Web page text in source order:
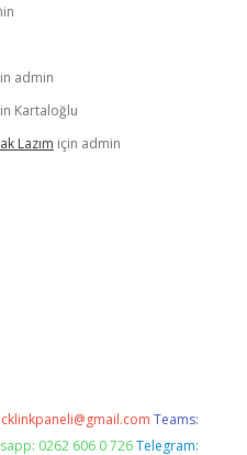
admin
Kartaloğlu
Lazım için admin
Teams:
0262 606 0 726 Telegram: